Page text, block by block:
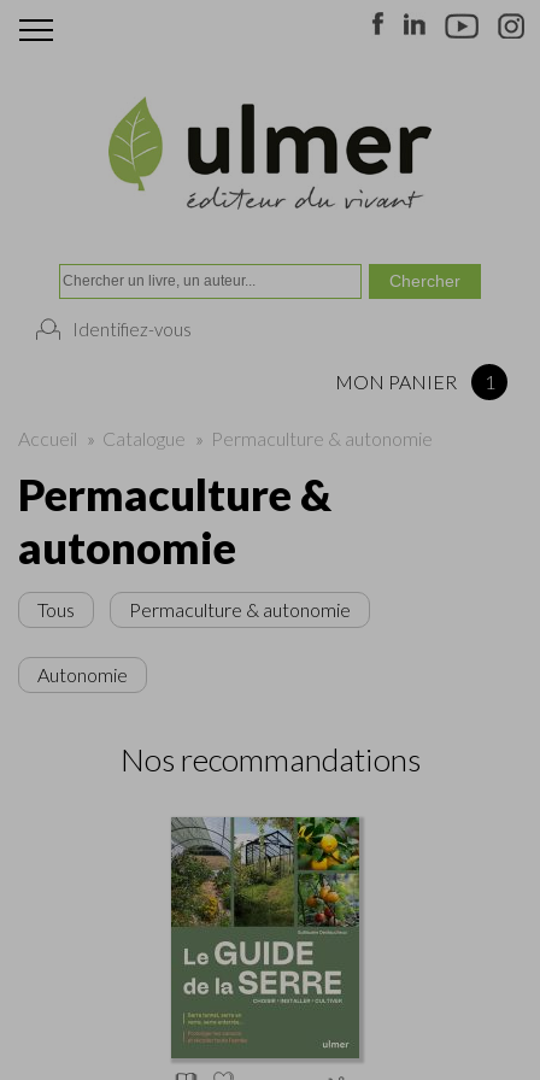
Identifiez-vous
MON PANIER 1
Accueil » Catalogue » Permaculture & autonomie
Permaculture &
autonomie
Tous Permaculture & autonomie
Autonomie
Nos recommandations